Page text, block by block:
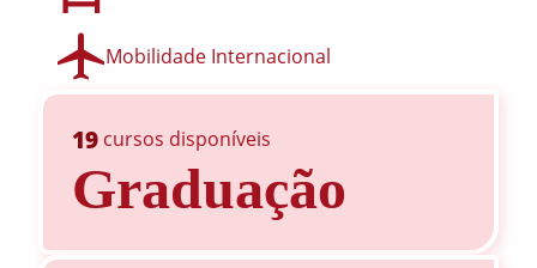
Mobilidade Internacional
19 cursos disponíveis
Graduação